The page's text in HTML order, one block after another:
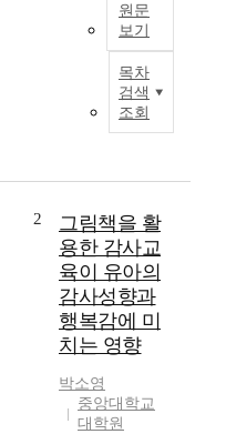
원문
보기
목차
검색
조회
2
그림책을 활
용한 감사교
육이 유아의
감사성향과
행복감에 미
치는 영향
박소영
중앙대학교
대학원